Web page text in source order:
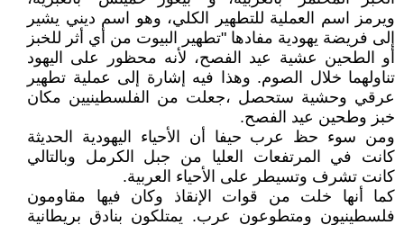
ويرمز اسم العملية للتطهير الكلي، وهو اسم ديني يشير
إلى فريضة يهودية مفادها "تطهير البيوت من أي أثر للخبز
أو الطحين عشية عيد الفصح، لأنه محظور على اليهود
تناولهما خلال الصوم. وهذا فيه إشارة إلى عملية تطهير
عرقي وحشية ستحصل ،جعلت من الفلسطينيين مكان
خبز وطحين عيد الفصح.
ومن سوء حظ عرب حيفا أن الأحياء اليهودية الحديثة
كانت في المرتفعات العليا من جبل الكرمل وبالتالي
كانت تشرف وتسيطر على الأحياء العربية.
كما أنها خلت من قوات الإنقاذ وكان فيها مقاومون
فلسطينيون ومتطوعون عرب. يمتلكون بنادق بريطانية